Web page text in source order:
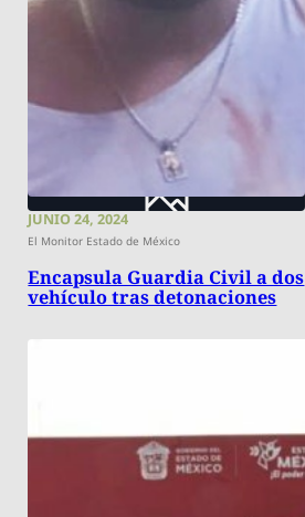
JUNIO 24, 2024
El Monitor Estado de México
Encapsula Guardia Civil a dos
vehículo tras detonaciones